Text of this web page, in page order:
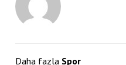
Daha fazla Spor